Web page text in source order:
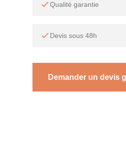
Qualité garantie
Devis sous 48h
Demander un devis